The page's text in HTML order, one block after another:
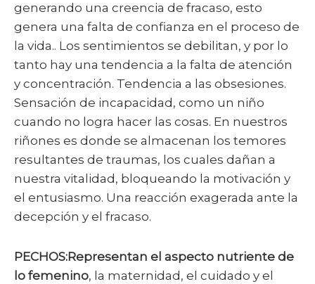
generando una creencia de fracaso, esto
genera una falta de confianza en el proceso de
la vida.. Los sentimientos se debilitan, y por lo
tanto hay una tendencia a la falta de atención
y concentración. Tendencia a las obsesiones.
Sensación de incapacidad, como un niño
cuando no logra hacer las cosas. En nuestros
riñones es donde se almacenan los temores
resultantes de traumas, los cuales dañan a
nuestra vitalidad, bloqueando la motivación y
el entusiasmo. Una reacción exagerada ante la
decepción y el fracaso.
PECHOS:Representan el aspecto nutriente de
lo femenino, la maternidad, el cuidado y el